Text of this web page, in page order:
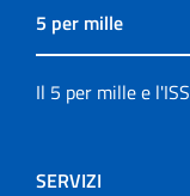
5 per mille
Il 5 per mille e l'ISS
SERVIZI